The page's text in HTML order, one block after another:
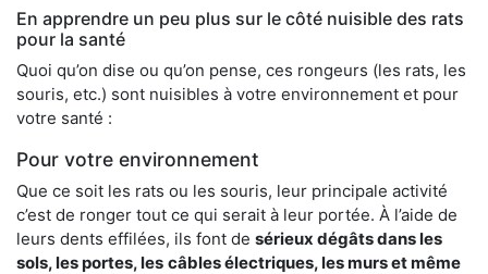
En apprendre un peu plus sur le côté nuisible des rats
pour la santé
Quoi qu’on dise ou qu’on pense, ces rongeurs (les rats, les
souris, etc.) sont nuisibles à votre environnement et pour
votre santé :
Pour votre environnement
Que ce soit les rats ou les souris, leur principale activité
c’est de ronger tout ce qui serait à leur portée. À l’aide de
leurs dents effilées, ils font de sérieux dégâts dans les
sols, les portes, les câbles électriques, les murs et même